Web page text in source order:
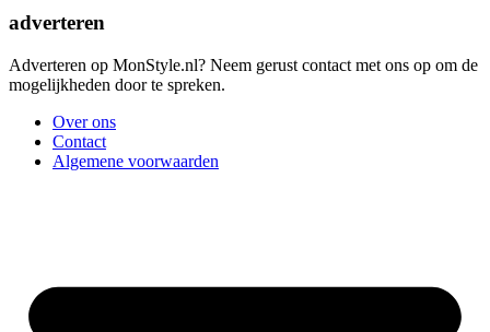
adverteren
Adverteren op MonStyle.nl? Neem gerust contact met ons op om de
mogelijkheden door te spreken.
Over ons
Contact
Algemene voorwaarden